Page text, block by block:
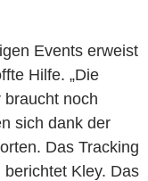
Events erweist
Hilfe. „Die
noch
sich dank der
Das Tracking
berichtet Kley. Das